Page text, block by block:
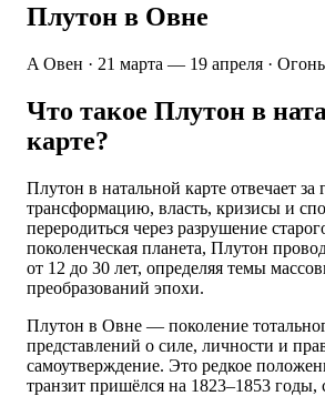
Плутон в Овне
A Овен · 21 марта — 19 апреля · Огонь
Что такое Плутон в
карте?
Плутон в натальной карте отвечает
трансформацию, власть, кризисы и
переродиться через разрушение
поколенческая планета, Плутон
от 12 до 30 лет, определяя темы
преобразований эпохи.
Плутон в Овне — поколение
представлений о силе, личности и
самоутверждение. Это редкое
транзит пришёлся на 1823–1853